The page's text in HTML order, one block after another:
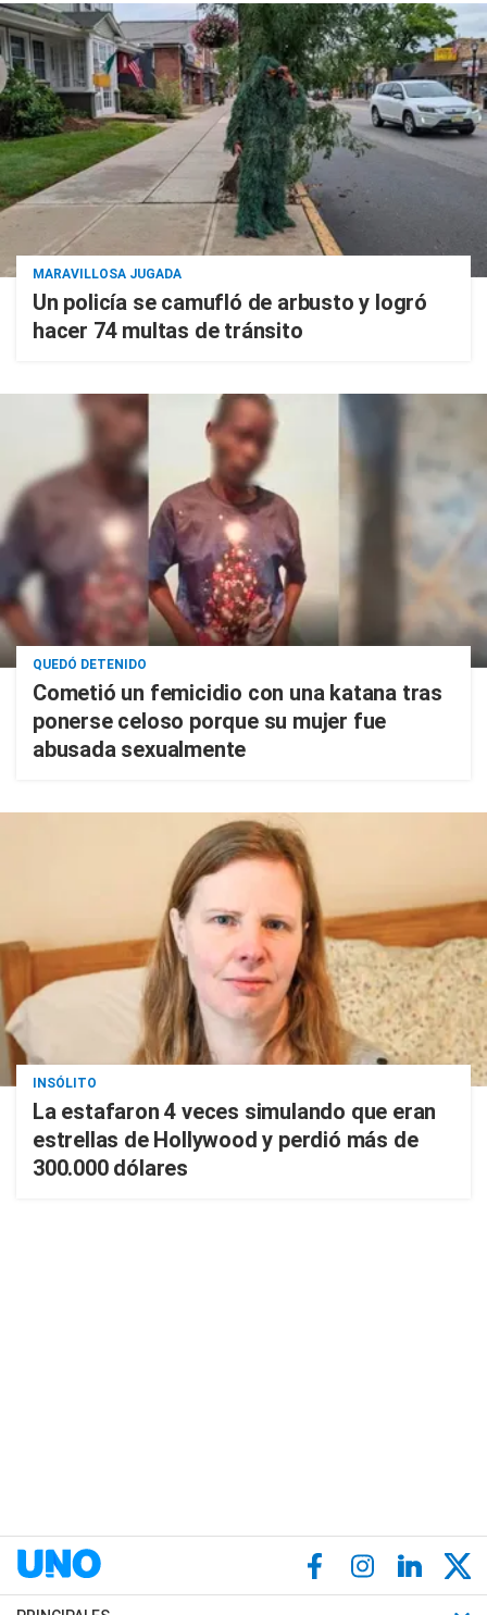
MARAVILLOSA JUGADA
Un policía se camufló de arbusto y logró
hacer 74 multas de tránsito
QUEDÓ DETENIDO
Cometió un femicidio con una katana tras
ponerse celoso porque su mujer fue
abusada sexualmente
INSÓLITO
La estafaron 4 veces simulando que eran
estrellas de Hollywood y perdió más de
300.000 dólares